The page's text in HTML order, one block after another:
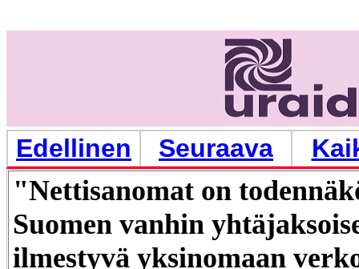
Edellinen Seuraava
"Nettisanomat on
Suomen vanhin
ilmestyvä yksinomaan